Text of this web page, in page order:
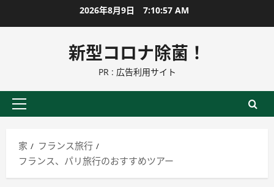
ン
に
2026年8月9日 7:10:58 AM
新型コロナ除菌！
PR : 広告利用サイト
プ
イ
マ
家
フランス旅行
フランス、パリ旅行のおすすめツアー